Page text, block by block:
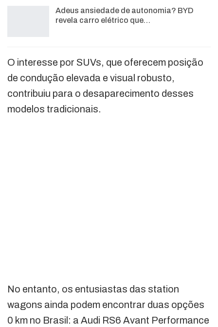
Adeus ansiedade de autonomia? BYD
revela carro elétrico que…
O interesse por SUVs, que oferecem posição
de condução elevada e visual robusto,
contribuiu para o desaparecimento desses
modelos tradicionais.
No entanto, os entusiastas das station
wagons ainda podem encontrar duas opções
0 km no Brasil: a Audi RS6 Avant Performance